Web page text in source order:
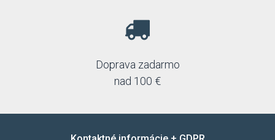
Doprava zadarmo
nad 100 €